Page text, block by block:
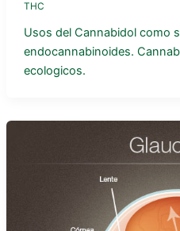
THC
Usos del Cannabidol como
endocannabinoides.
ecologicos.